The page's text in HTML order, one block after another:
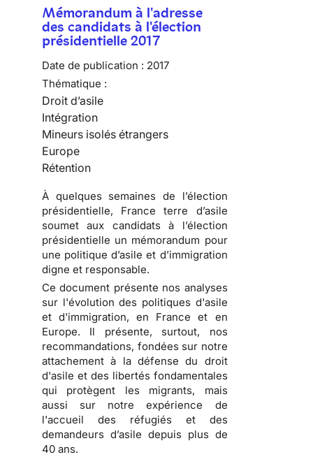
Mémorandum à l'adresse
des candidats à l'élection
présidentielle 2017
Date de publication : 2017
Thématique :
Droit d’asile
Intégration
Mineurs isolés étrangers
Europe
Rétention
À quelques semaines de l’élection
présidentielle, France terre d’asile
soumet aux candidats à l’élection
présidentielle un mémorandum pour
une politique d’asile et d’immigration
digne et responsable.
Ce document présente nos analyses
sur l'évolution des politiques d'asile
et d'immigration, en France et en
Europe. Il présente, surtout, nos
recommandations, fondées sur notre
attachement à la défense du droit
d'asile et des libertés fondamentales
qui protègent les migrants, mais
aussi sur notre expérience de
l'accueil des réfugiés et des
demandeurs d’asile depuis plus de
40 ans.